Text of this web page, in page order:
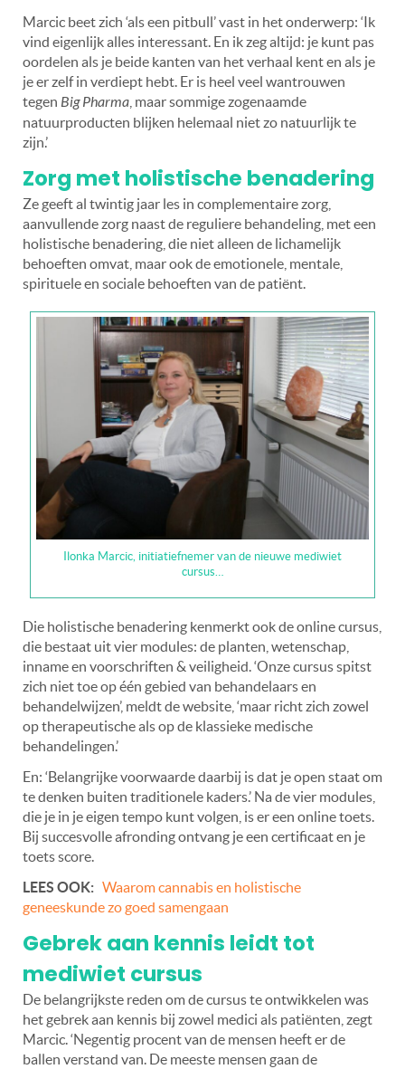
Marcic beet zich ‘als een pitbull’ vast in het onderwerp: ‘Ik
vind eigenlijk alles interessant. En ik zeg altijd: je kunt pas
oordelen als je beide kanten van het verhaal kent en als je
je er zelf in verdiept hebt. Er is heel veel wantrouwen
tegen Big Pharma , maar sommige zogenaamde
natuurproducten blijken helemaal niet zo natuurlijk te
zijn.’
Zorg met holistische benadering
Ze geeft al twintig jaar les in complementaire zorg,
aanvullende zorg naast de reguliere behandeling, met een
holistische benadering, die niet alleen de lichamelijk
behoeften omvat, maar ook de emotionele, mentale,
spirituele en sociale behoeften van de patiënt.
Ilonka Marcic, initiatiefnemer van de nieuwe mediwiet
cursus…
Die holistische benadering kenmerkt ook de online cursus,
die bestaat uit vier modules: de planten, wetenschap,
inname en voorschriften & veiligheid. ‘Onze cursus spitst
zich niet toe op één gebied van behandelaars en
behandelwijzen’, meldt de website, ‘maar richt zich zowel
op therapeutische als op de klassieke medische
behandelingen.’
En: ‘Belangrijke voorwaarde daarbij is dat je open staat om
te denken buiten traditionele kaders.’ Na de vier modules,
die je in je eigen tempo kunt volgen, is er een online toets.
Bij succesvolle afronding ontvang je een certificaat en je
toets score.
LEES OOK: Waarom cannabis en holistische
geneeskunde zo goed samengaan
Gebrek aan kennis leidt tot
mediwiet cursus
De belangrijkste reden om de cursus te ontwikkelen was
het gebrek aan kennis bij zowel medici als patiënten, zegt
Marcic. ‘Negentig procent van de mensen heeft er de
ballen verstand van. De meeste mensen gaan de